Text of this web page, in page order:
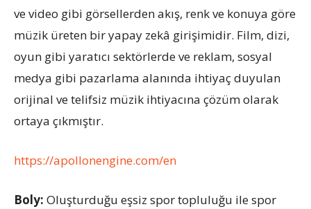
ve video gibi görsellerden akış, renk ve konuya göre
müzik üreten bir yapay zekâ girişimidir. Film, dizi,
oyun gibi yaratıcı sektörlerde ve reklam, sosyal
medya gibi pazarlama alanında ihtiyaç duyulan
orijinal ve telifsiz müzik ihtiyacına çözüm olarak
ortaya çıkmıştır.
https://apollonengine.com/en
Boly: Oluşturduğu eşsiz spor topluluğu ile spor